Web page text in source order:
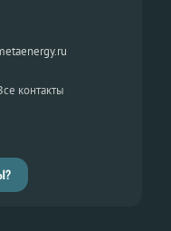
контакты